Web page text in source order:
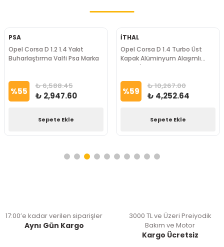
PSA
Opel Corsa D 1.2 1.4 Yakıt
Buharlaştırma Valfi Psa Marka
%55 ₺ 6,588.45
₺ 2,947.60
Sepete Ekle
İTHAL
Opel Corsa D 1.4 Turbo Üst
Kapak Alüminyum Alaşımlı
Metal İTHAL Marka
%59 ₺ 10,267.00
₺ 4,252.64
Sepete Ekle
17:00’e kadar verilen siparişler
Aynı Gün Kargo
3000 TL ve Üzeri Preiyodik
Bakım ve Motor
Kargo Ücretsiz